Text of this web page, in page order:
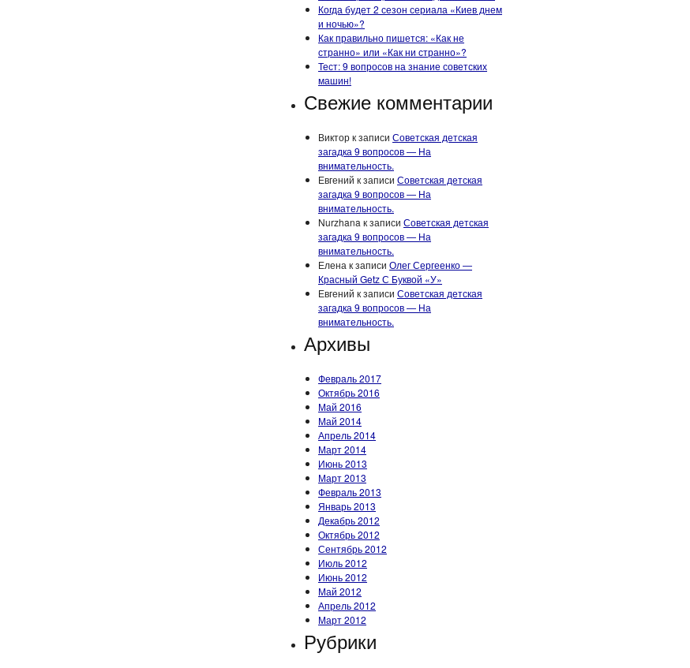
Когда будет 2 сезон сериала «Киев днем
и ночью»?
Как правильно пишется: «Как не
странно» или «Как ни странно»?
Тест: 9 вопросов на знание советских
машин!
Свежие комментарии
Викторк записи Советская детская
загадка 9 вопросов — На
внимательность.
Евгений к записи Советская детская
загадка 9 вопросов — На
внимательность.
Nurzhana к записи Советская детская
загадка 9 вопросов — На
внимательность.
Елена к записи Олег Сергеенко —
Красный Getz С Буквой «У»
Евгений к записи Советская детская
загадка 9 вопросов — На
внимательность.
Архивы
Февраль 2017
Октябрь 2016
Май 2016
Май 2014
Апрель 2014
Март 2014
Июнь 2013
Март 2013
Февраль 2013
Январь 2013
Декабрь 2012
Октябрь 2012
Сентябрь 2012
Июль 2012
Июнь 2012
Май 2012
Апрель 2012
Март 2012
Рубрики